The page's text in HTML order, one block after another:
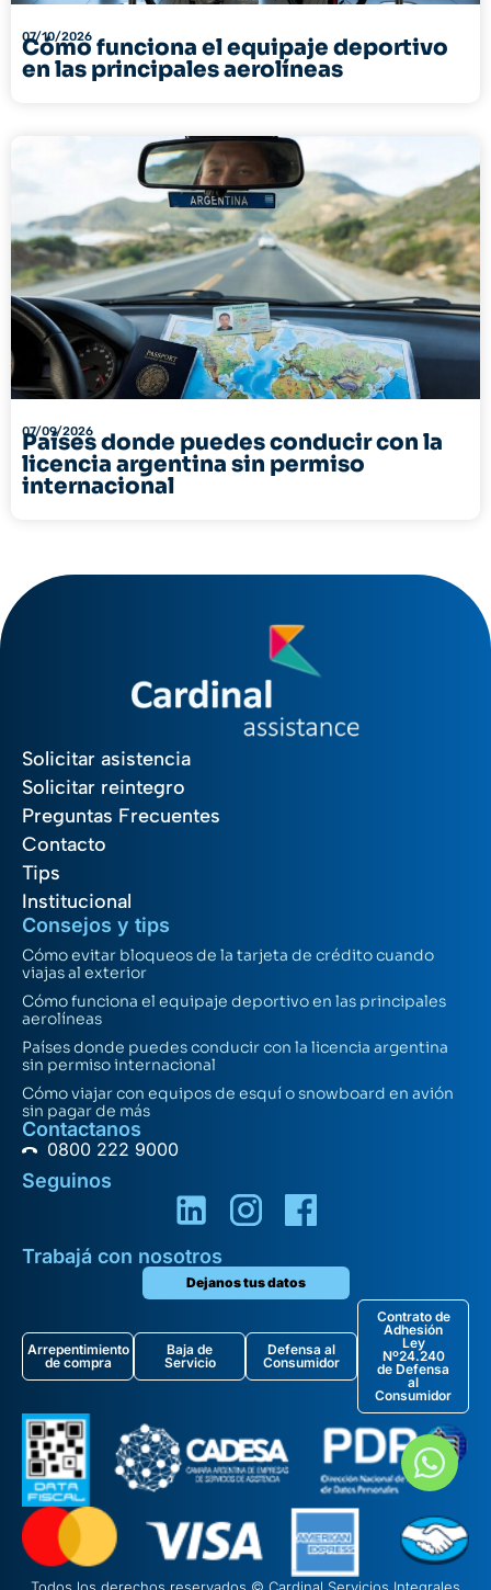
07/10/2026
Cómo funciona el equipaje deportivo
en las principales aerolíneas
07/09/2026
Países donde puedes conducir con la
licencia argentina sin permiso
internacional
Solicitar asistencia
Solicitar reintegro
Preguntas Frecuentes
Contacto
Tips
Institucional
Consejos y tips
Cómo evitar bloqueos de la tarjeta de crédito cuando
viajas al exterior
Cómo funciona el equipaje deportivo en las principales
aerolíneas
Países donde puedes conducir con la licencia argentina
sin permiso internacional
Cómo viajar con equipos de esquí o snowboard en avión
sin pagar de más
Contactanos
0800 222 9000
Seguinos
Trabajá con nosotros
Dejanos tus datos
Arrepentimiento
de compra
Baja de
Servicio
Defensa al
Consumidor
Contrato de
Adhesión
Ley
Nº24.240
de Defensa
al
Consumidor